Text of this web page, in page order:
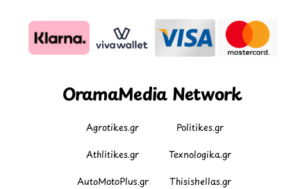
OramaMedia Network
Agrotikes.gr Politikes.gr
Athlitikes.gr Texnologika.gr
AutoMotoPlus.gr Thisishellas.gr